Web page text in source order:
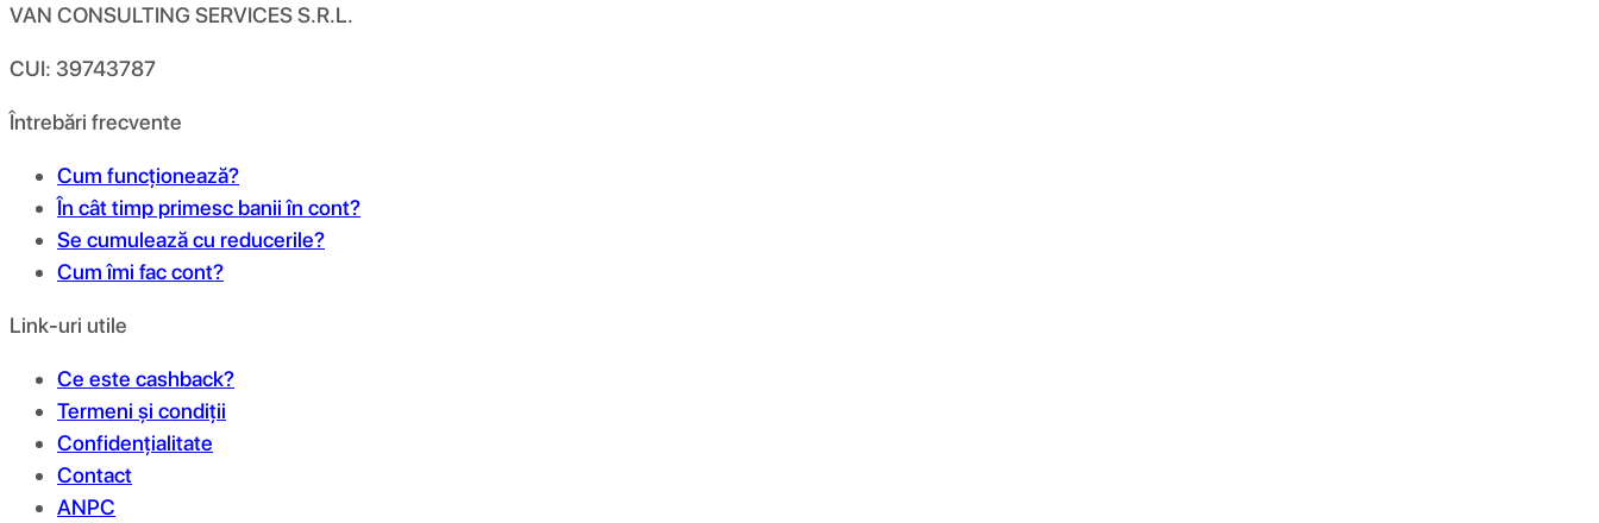
VAN CONSULTING SERVICES S.R.L.
CUI: 39743787
Întrebări frecvente
Cum funcționează?
În cât timp primesc banii în cont?
Se cumulează cu reducerile?
Cum îmi fac cont?
Link-uri utile
Ce este cashback?
Termeni și condiții
Confidențialitate
Contact
ANPC